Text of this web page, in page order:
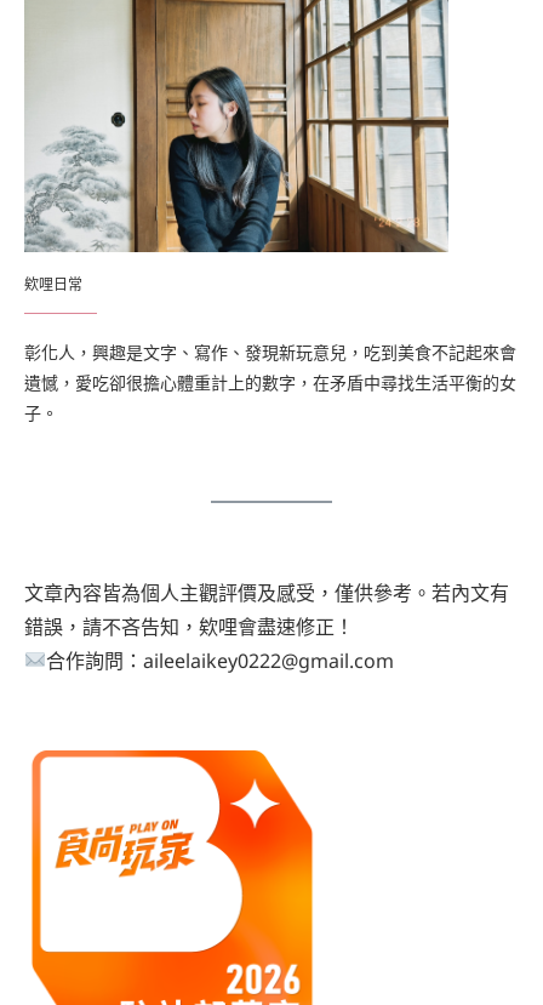
欸哩日常
彰化人，興趣是文字、寫作、發現新玩意兒，吃到美食不記起來會
遺憾，愛吃卻很擔心體重計上的數字，在矛盾中尋找生活平衡的女
子。
文章內容皆為個人主觀評價及感受，僅供參考。若內文有
錯誤，請不吝告知，欸哩會盡速修正！
合作詢問：aileelaikey0222@gmail.com